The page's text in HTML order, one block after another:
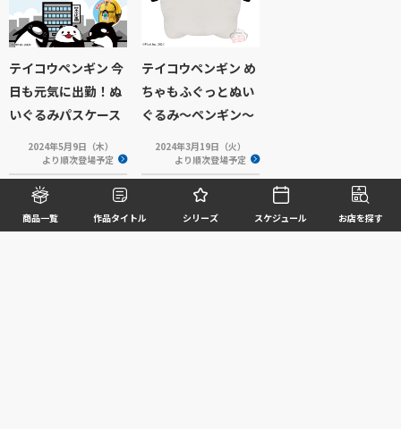
商品一覧 作品タイトル シリーズ スケジュール お店を探す
テイコウペンギン 今
日も元気に出勤！ぬ
いぐるみパスケース
2024年5月9日（木）
より順次登場予定
テイコウペンギン め
ちゃもふぐっとぬい
ぐるみ～ペンギン～
2024年3月19日（火）
より順次登場予定
関連ページ